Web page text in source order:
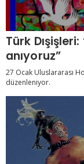
Türk
anıyoruz”
27 Ocak Uluslararası
düzenleniyor.